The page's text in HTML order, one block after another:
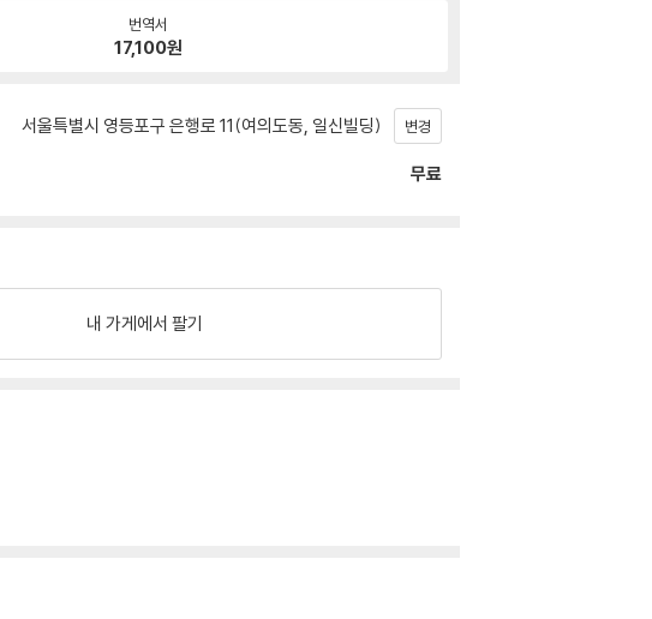
번역서
17,100원
서울특별시 영등포구 은행로 11(여의도동, 일신빌딩) 변경
무료
내 가게에서 팔기